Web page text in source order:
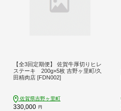
【全3回定期便】 佐賀牛厚切りヒレ
ステーキ 200g×5枚 吉野ヶ里町/久
田精肉店 [FDN002]
佐賀県吉野ヶ里町
330,000 円